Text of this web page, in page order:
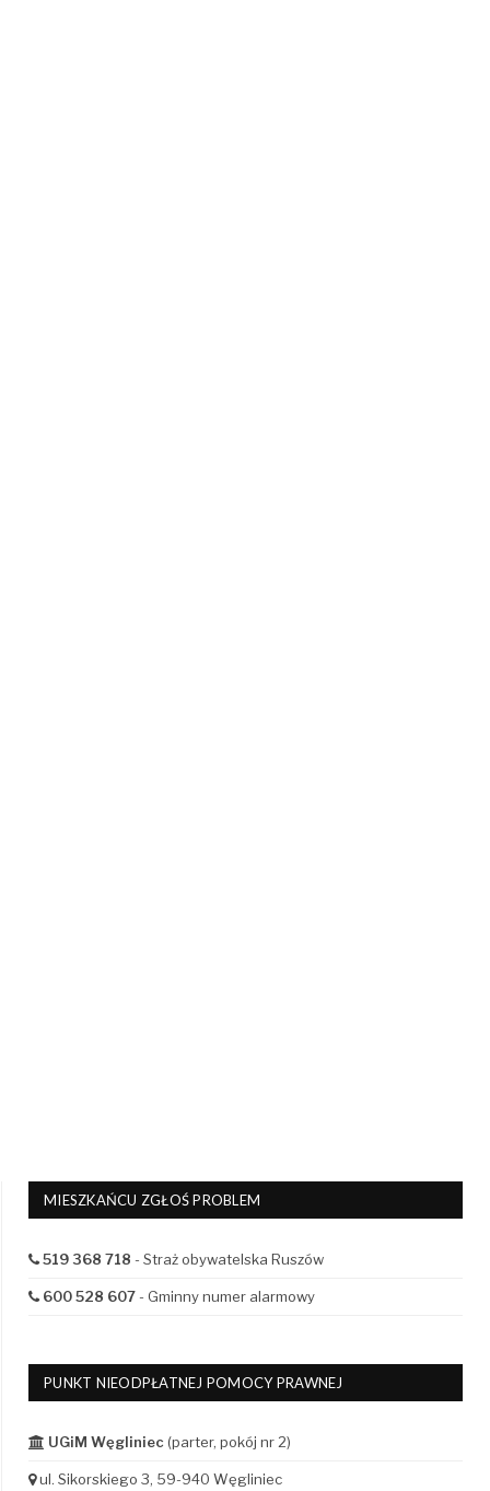
MIESZKAŃCU ZGŁOŚ PROBLEM
519 368 718 - Straż obywatelska Ruszów
600 528 607- Gminny numer alarmowy
PUNKT NIEODPŁATNEJ POMOCY PRAWNEJ
UGiM Węgliniec (parter, pokój nr 2)
ul. Sikorskiego 3, 59-940 Węgliniec